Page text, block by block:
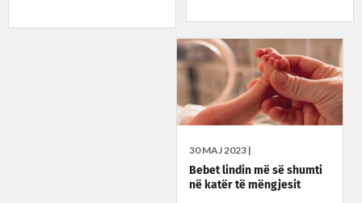
30 MAJ 2023 |
Bebet lindin më së shumti
në katër të mëngjesit